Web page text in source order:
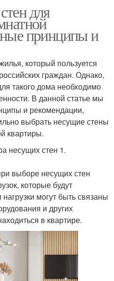
для
принципы и
который пользуется
граждан. Однако,
такого дома необходимо
В данной статье мы
и рекомендации,
выбрать несущие стены
квартиры.
несущих стен 1.
выборе несущих стен
которые будут
могут быть связаны
и других
в квартире.